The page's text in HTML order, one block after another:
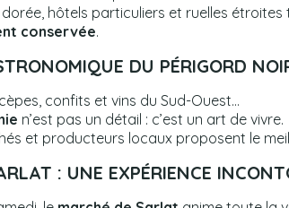
hôtels particuliers et ruelles
conservée.
DU PÉRIGORD
confits et vins du Sud-Ouest…
n’est pas un détail : c’est un art de vivre.
et producteurs locaux proposent le
: UNE EXPÉRIENCE